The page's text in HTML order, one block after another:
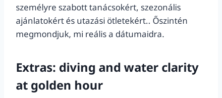
személyre szabott tanácsokért, szezonális
ajánlatokért és utazási ötletekért.. Őszintén
megmondjuk, mi reális a dátumaidra.
Extras: diving and water clarity
at golden hour